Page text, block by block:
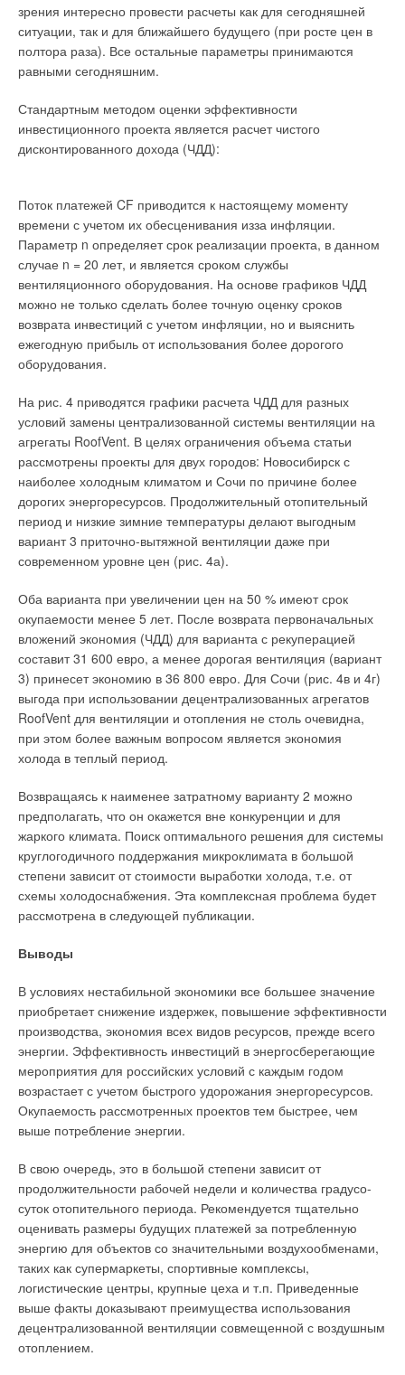
зрения интересно провести расчеты как для сегодняшней
ситуации, так и для ближайшего будущего (при росте цен в
полтора раза). Все остальные параметры принимаются
равными сегодняшним.
Стандартным методом оценки эффективности
инвестиционного проекта является расчет чистого
дисконтированного дохода (ЧДД):
Поток платежей CF приводится к настоящему моменту
времени с учетом их обесценивания изза инфляции.
Параметр n определяет срок реализации проекта, в данном
случае n = 20 лет, и является сроком службы
вентиляционного оборудования. На основе графиков ЧДД
можно не только сделать более точную оценку сроков
возврата инвестиций с учетом инфляции, но и выяснить
ежегодную прибыль от использования более дорогого
оборудования.
На рис. 4 приводятся графики расчета ЧДД для разных
условий замены централизованной системы вентиляции на
агрегаты RoofVent. В целях ограничения объема статьи
рассмотрены проекты для двух городов: Новосибирск с
наиболее холодным климатом и Сочи по причине более
дорогих энергоресурсов. Продолжительный отопительный
период и низкие зимние температуры делают выгодным
вариант 3 приточно-вытяжной вентиляции даже при
современном уровне цен (рис. 4а).
Оба варианта при увеличении цен на 50 % имеют срок
окупаемости менее 5 лет. После возврата первоначальных
вложений экономия (ЧДД) для варианта с рекуперацией
составит 31 600 евро, а менее дорогая вентиляция (вариант
3) принесет экономию в 36 800 евро. Для Сочи (рис. 4в и 4г)
выгода при использовании децентрализованных агрегатов
RoofVent для вентиляции и отопления не столь очевидна,
при этом более важным вопросом является экономия
холода в теплый период.
Возвращаясь к наименее затратному варианту 2 можно
предполагать, что он окажется вне конкуренции и для
жаркого климата. Поиск оптимального решения для системы
круглогодичного поддержания микроклимата в большой
степени зависит от стоимости выработки холода, т.е. от
схемы холодоснабжения. Эта комплексная проблема будет
рассмотрена в следующей публикации.
Выводы
В условиях нестабильной экономики все большее значение
приобретает снижение издержек, повышение эффективности
производства, экономия всех видов ресурсов, прежде всего
энергии. Эффективность инвестиций в энергосберегающие
мероприятия для российских условий с каждым годом
возрастает с учетом быстрого удорожания энергоресурсов.
Окупаемость рассмотренных проектов тем быстрее, чем
выше потребление энергии.
В свою очередь, это в большой степени зависит от
продолжительности рабочей недели и количества градусо-
суток отопительного периода. Рекомендуется тщательно
оценивать размеры будущих платежей за потребленную
энергию для объектов со значительными воздухообменами,
таких как супермаркеты, спортивные комплексы,
логистические центры, крупные цеха и т.п. Приведенные
выше факты доказывают преимущества использования
децентрализованной вентиляции совмещенной с воздушным
отоплением.